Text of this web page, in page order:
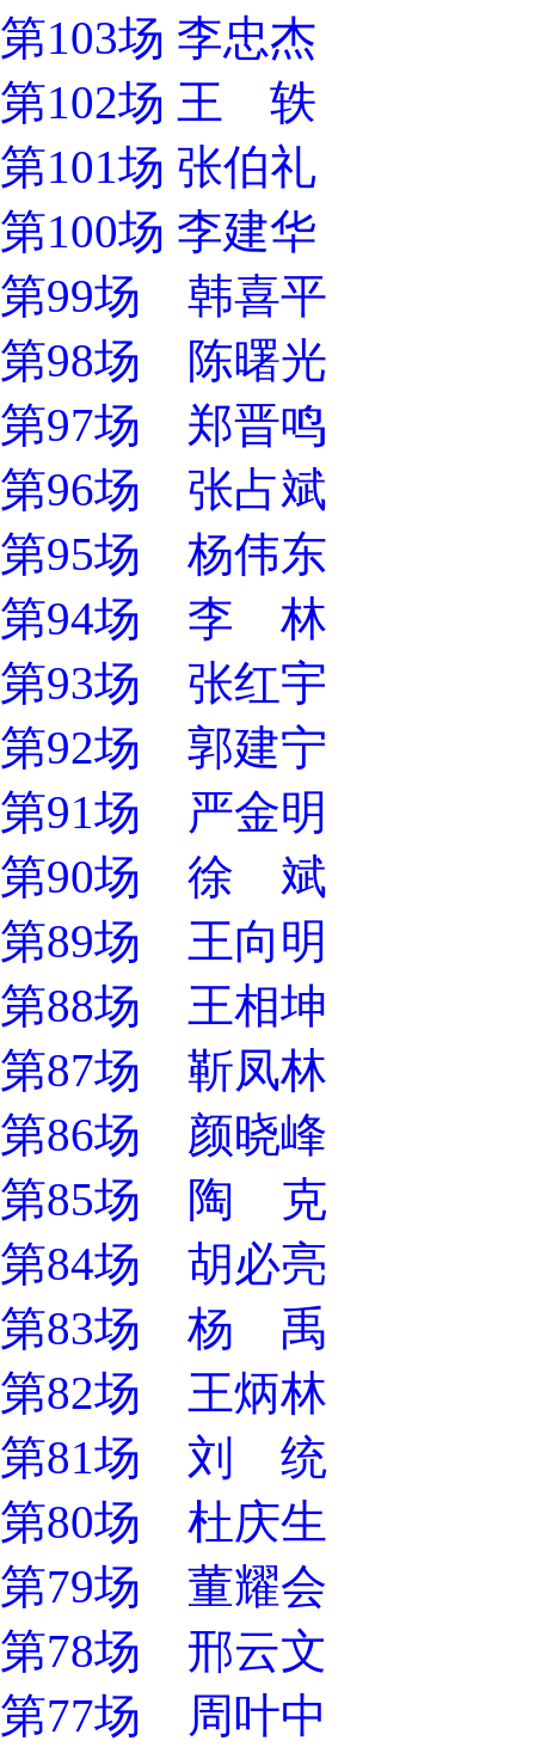
第103场 李忠杰
第102场 王 轶
第101场 张伯礼
第100场 李建华
第99场 韩喜平
第98场 陈曙光
第97场 郑晋鸣
第96场 张占斌
第95场 杨伟东
第94场 李 林
第93场 张红宇
第92场 郭建宁
第91场 严金明
第90场 徐 斌
第89场 王向明
第88场 王相坤
第87场 靳凤林
第86场 颜晓峰
第85场 陶 克
第84场 胡必亮
第83场 杨 禹
第82场 王炳林
第81场 刘 统
第80场 杜庆生
第79场 董耀会
第78场 邢云文
第77场 周叶中